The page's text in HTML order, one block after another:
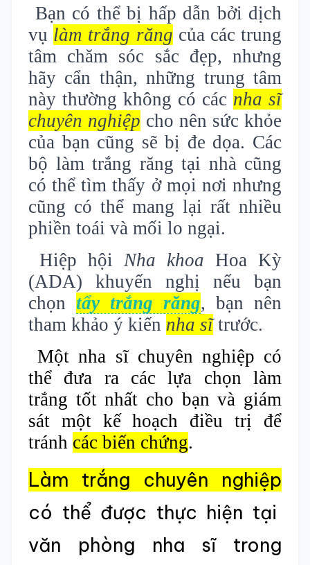
Bạn có thể bị hấp dẫn bởi dịch
vụ làm trắng răng của các trung
tâm chăm sóc sắc đẹp, nhưng
hãy cẩn thận, những trung tâm
này thường không có các nha sĩ
chuyên nghiệp cho nên sức khỏe
của bạn cũng sẽ bị đe dọa. Các
bộ làm trắng răng tại nhà cũng
có thể tìm thấy ở mọi nơi nhưng
cũng có thể mang lại rất nhiều
phiền toái và mối lo ngại.
Hiệp hội Nha khoa Hoa Kỳ
(ADA) khuyến nghị nếu bạn
chọn tẩy trắng răng, bạn nên
tham khảo ý kiến nha sĩtrước.
Một nha sĩ chuyên nghiệp có
thể đưa ra các lựa chọn làm
trắng tốt nhất cho bạn và giám
sát một kế hoạch điều trị để
tránh các biến chứng.
Làm trắng chuyên nghiệp
có thể được thực hiện tại
văn phòng nha sĩ trong